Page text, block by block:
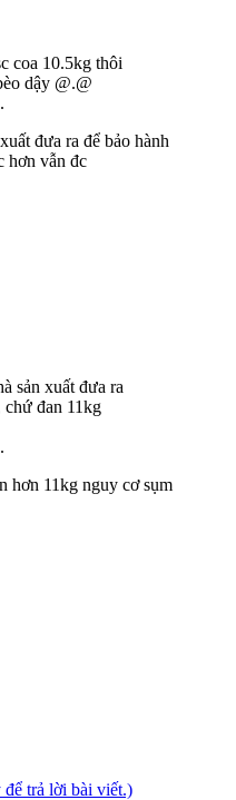
coa 10.5kg thôi
dậy @.@
đưa ra để bảo hành
hơn vẫn đc
sản xuất đưa ra
chứ đan 11kg
hơn 11kg nguy cơ sụm
trả lời bài viết.)